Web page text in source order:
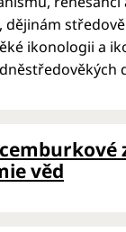
dějinám
ikonologii a
věd